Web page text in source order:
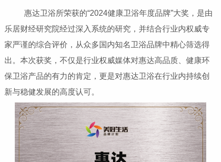
惠达卫浴所荣获的“2024健康卫浴年度品牌”大奖，是由
乐居财经研究院经过深入系统的研究，并结合行业内权威专
家严谨的综合评价，从众多国内知名卫浴品牌中精心筛选得
出。本次获奖，不仅是行业权威媒体对惠达高品质、健康环
保卫浴产品的有力的肯定，更是对惠达卫浴在行业内持续创
新与稳健发展的高度认可。